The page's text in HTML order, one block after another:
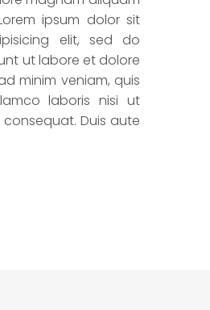
ipsum dolor sit
elit, sed do
ut labore et dolore
minim veniam, quis
laboris nisi ut
Duis aute